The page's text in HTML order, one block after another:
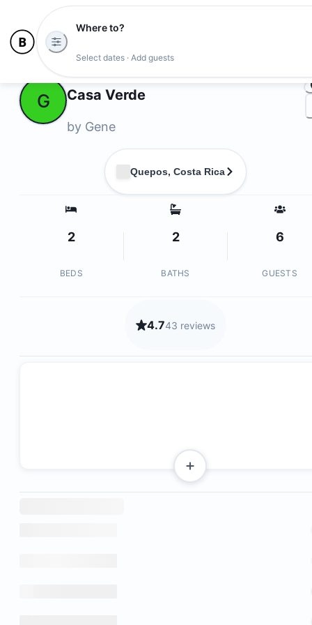
Where to?
Select dates · Add guests
G Casa Verde
by Gene
Quepos, Costa Rica
2
BEDS
2
BATHS
6
GUESTS
4.743 reviews